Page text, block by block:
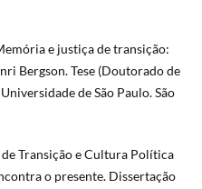
e justiça de transição:
Bergson. Tese (Doutorado de
de São Paulo. São
Transição e Cultura Política
o presente. Dissertação